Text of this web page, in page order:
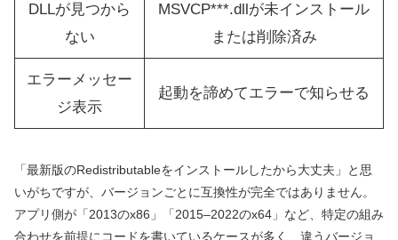
DLLが見つから
ない
MSVCP***.dllが未インストール
または削除済み
エラーメッセー
ジ表示
起動を諦めてエラーで知らせる
「最新版のRedistributableをインストールしたから大丈夫」と思
いがちですが、バージョンごとに互換性が完全ではありません。
アプリ側が「2013のx86」「2015–2022のx64」など、特定の組み
合わせを前提にコードを書いているケースが多く、違うバージョ